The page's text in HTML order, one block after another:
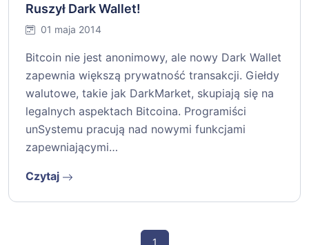
Ruszył Dark Wallet!
01 maja 2014
Bitcoin nie jest anonimowy, ale nowy Dark Wallet
zapewnia większą prywatność transakcji. Giełdy
walutowe, takie jak DarkMarket, skupiają się na
legalnych aspektach Bitcoina. Programiści
unSystemu pracują nad nowymi funkcjami
zapewniającymi…
Czytaj
1